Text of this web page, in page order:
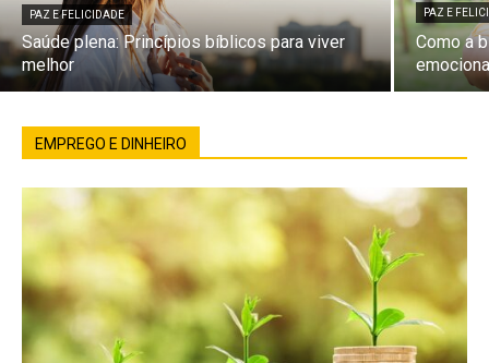
PAZ E FELICIDADE
Saúde plena: Princípios bíblicos para viver
melhor
PAZ E
Como a
EMPREGO E DINHEIRO